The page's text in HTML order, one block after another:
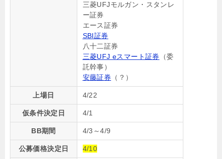
三菱UFJモルガン・スタンレ
ー証券
エース証券
SBI証券
八十二証券
三菱UFJ eスマート証券
（委
託幹事）
安藤証券 （？）
上場日 4/22
仮条件決定日 4/1
BB期間 4/3～4/9
公募価格決定日 4/10